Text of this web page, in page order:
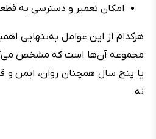
امکان تعمیر و دسترسی به
هرکدام از این عوامل به‌تنهایی
مجموعه آن‌ها است که مشخص
یا پنج سال همچنان روان، ایمن و
نه.